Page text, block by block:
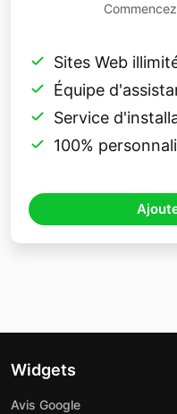
Sites Web
Équipe
Service
100%
Widgets
Avis Google